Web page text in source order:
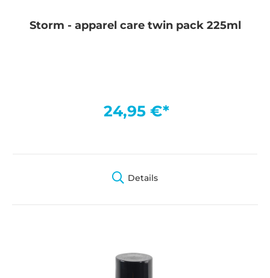
Storm - apparel care twin pack 225ml
24,95 €*
Details